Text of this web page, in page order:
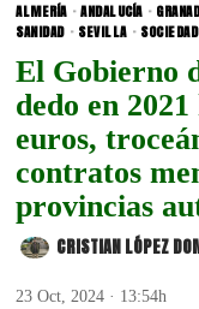
ALMERÍA · ANDALUCÍA ·
SANIDAD · SEVILLA · SOCIEDAD
El Gobierno
dedo en
euros,
contratos
provincias
CRISTIAN LÓPEZ
23 Oct, 2024 · 13:54h